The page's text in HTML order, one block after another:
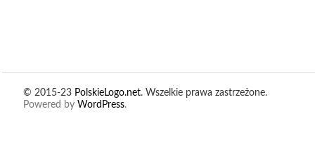
© 2015-23 PolskieLogo.net. Wszelkie prawa zastrzeżone.
Powered by WordPress.